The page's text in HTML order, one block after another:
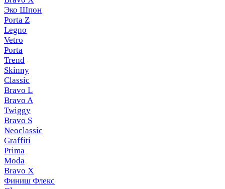
Эко Шпон
Porta Z
Legno
Vetro
Porta
Trend
Skinny
Classic
Bravo L
Bravo A
Twiggy
Bravo S
Neoclassic
Graffiti
Prima
Moda
Bravo X
Финиш Флекс